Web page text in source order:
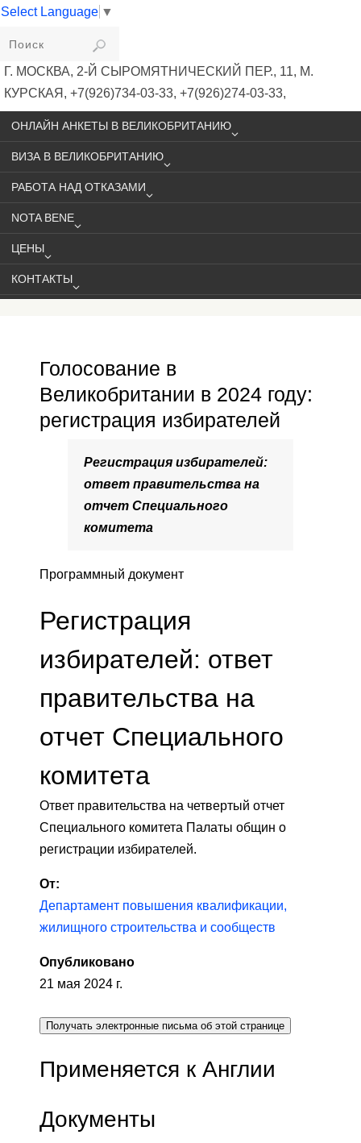
Select Language ▼
VIKIVISA
Г. МОСКВА, 2-Й СЫРОМЯТНИЧЕСКИЙ ПЕР., 11, М.
КУРСКАЯ, +7(926)734-03-33, +7(926)274-03-33,
VISA@VIKIVISA.RU
ОНЛАЙН АНКЕТЫ В ВЕЛИКОБРИТАНИЮ
ВИЗА В ВЕЛИКОБРИТАНИЮ
РАБОТА НАД ОТКАЗАМИ
NOTA BENE
ЦЕНЫ
КОНТАКТЫ
Голосование в
Великобритании в 2024 году:
регистрация избирателей
Регистрация избирателей:
ответ правительства на
отчет Специального
комитета
Программный документ
Регистрация
избирателей: ответ
правительства на
отчет Специального
комитета
Ответ правительства на четвертый отчет
Специального комитета Палаты общин о
регистрации избирателей.
От:
Департамент повышения квалификации,
жилищного строительства и сообществ
Опубликовано
21 мая 2024 г.
Получать электронные письма об этой странице
Применяется к Англии
Документы